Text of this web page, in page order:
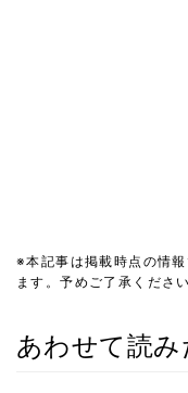
※本記事は掲載時点の情
ます。予めご了承ください
あわせて読み